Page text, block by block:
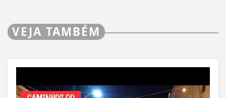
VEJA TAMBÉM